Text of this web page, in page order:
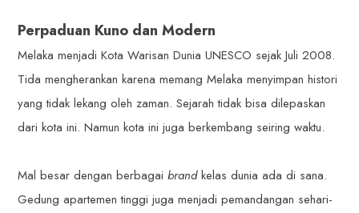
Perpaduan Kuno dan Modern
Melaka menjadi Kota Warisan Dunia UNESCO sejak Juli 2008.
Tida mengherankan karena memang Melaka menyimpan histori
yang tidak lekang oleh zaman. Sejarah tidak bisa dilepaskan
dari kota ini. Namun kota ini juga berkembang seiring waktu.
Mal besar dengan berbagaibrandkelas dunia ada di sana.
Gedung apartemen tinggi juga menjadi pemandangan sehari-